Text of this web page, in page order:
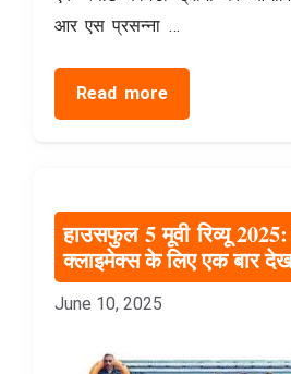
आर एस प्रसन्ना …
Read more
हाउसफुल 5 मूवी रिव्यू
क्लाइमेक्स के लिए एक बार
June 10, 2025